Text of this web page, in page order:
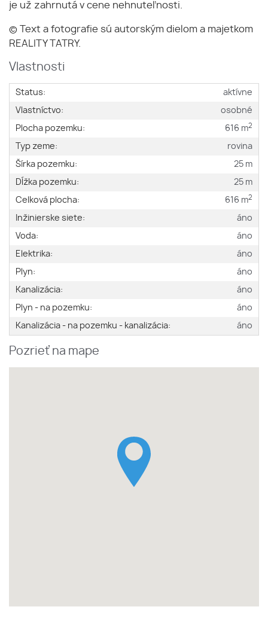
je už zahrnutá v cene nehnuteľnosti.
© Text a fotografie sú autorským dielom a majetkom
REALITY TATRY.
Vlastnosti
Status:
aktívne
Vlastníctvo:
osobné
Plocha pozemku:
616 m2
Typ zeme:
rovina
Šírka pozemku:
25 m
Dĺžka pozemku:
25 m
Celková plocha:
616 m2
Inžinierske siete:
áno
Voda:
áno
Elektrika:
áno
Plyn:
áno
Kanalizácia:
áno
Plyn - na pozemku:
áno
Kanalizácia - na pozemku - kanalizácia:
áno
Pozrieť na mape